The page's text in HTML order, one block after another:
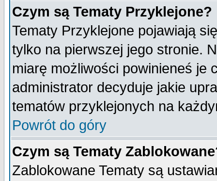
Czym są Tematy Przyklejone?
Tematy Przyklejone pojawiają
tylko na pierwszej jego stronie.
miarę możliwości powinieneś je
administrator decyduje jakie
tematów przyklejonych na
Powrót do góry
Czym są Tematy
Zablokowane Tematy są